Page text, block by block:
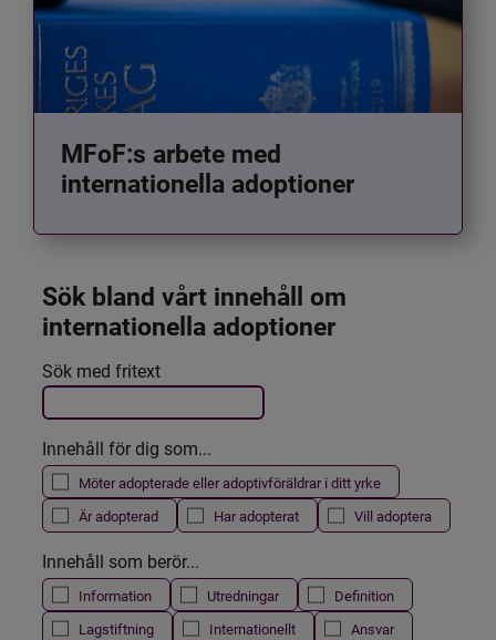
MFoF:s arbete med
internationella adoptioner
Sök bland vårt innehåll om
internationella adoptioner
Filtrera resultatet
Det här formuläret postas automatiskt
Sök med fritext
Innehåll för dig som...
Möter adopterade eller adoptivföräldrar i ditt yrke
Är adopterad
Har adopterat Vill adoptera
Innehåll som berör...
Information Utredningar
Definition
Lagstiftning
Internationellt
Ansvar